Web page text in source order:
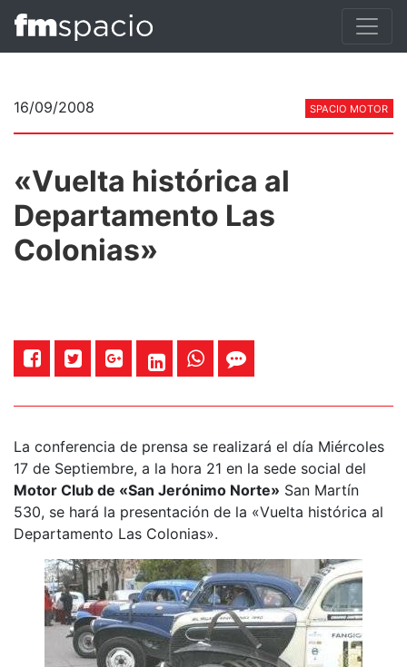
16/09/2008 SPACIO MOTOR
«Vuelta histórica al
Departamento Las
Colonias»
La conferencia de prensa se realizará el día Miércoles
17 de Septiembre, a la hora 21 en la sede social del
Motor Club de «San Jerónimo Norte» San Martín
530, se hará la presentación de la «Vuelta histórica al
Departamento Las Colonias».